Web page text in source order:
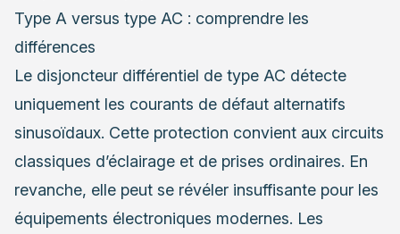
Type A versus type AC : comprendre les
différences
Le disjoncteur différentiel de type AC détecte
uniquement les courants de défaut alternatifs
sinusoïdaux. Cette protection convient aux circuits
classiques d’éclairage et de prises ordinaires. En
revanche, elle peut se révéler insuffisante pour les
équipements électroniques modernes. Les